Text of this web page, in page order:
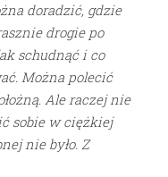
doradzić, gdzie
drogie po
schudnąć i co
Można polecić
Ale raczej nie
sobie w ciężkiej
nie było. Z